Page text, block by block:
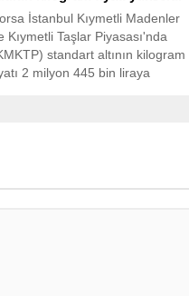
İstanbul Kıymetli Madenler
Kıymetli Taşlar Piyasası'nda
standart altının kilogram
2 milyon 445 bin liraya